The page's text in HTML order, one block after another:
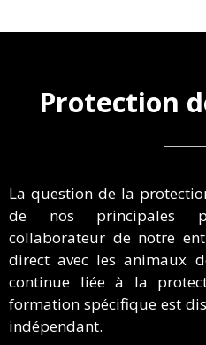
Protection
La question de la
de nos principales
collaborateur de notre
direct avec les animaux
continue liée à la
formation spécifique est
indépendant.